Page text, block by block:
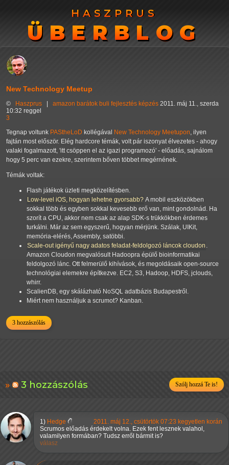
HASZPRUS
ÜBERBLOG
HASZPRUS
ÜBERBLOG
New Technology Meetup
© Haszprus amazon barátok buli fejlesztés képzés 2011. máj 11., szerda
10:32 reggel
3
Tegnap voltunk PAStheLoD kollégával New Technology Meetupon, ilyen
fajtán most először. Elég hardcore témák, volt pár iszonyat élvezetes - ahogy
valaki fogalmazott, 'itt csöppen el az igazi programozó' - előadás, sajnálom
hogy 5 perc van ezekre, szerintem bőven többet megérnének.
Témák voltak:
Flash játékok üzleti megközelítésben.
Low-level iOS, hogyan lehetne gyorsabb? A mobil eszközökben
sokkal több és egyben sokkal kevesebb erő van, mint gondolnád. Ha
szorít a CPU, akkor nem csak az alap SDK-s trükkökben érdemes
turkálni. Már az sem egyszerű, hogyan mérjünk. Szálak, UIKit,
memória-elérés, Assembly, satöbbi.
Scale-out igényű nagy adatos feladat-feldolgozó láncok cloudon .
Amazon Cloudon megvalósult Hadoopra épülő bioinformatikai
feldolgozó lánc. Ott felmerülő kihívások, és megoldásaik open-source
technológiai elemekre építkezve. EC2, S3, Hadoop, HDFS, jclouds,
whirr.
ScalienDB, egy skálázható NoSQL adatbázis Budapestről.
Miért nem használjuk a scrumot? Kanban.
3 hozzászólás
3 hozzászólás Szólj hozzá Te is!
1) Hedge
2011. máj 12., csütörtök 07:23 kegyetlen korán
Scrumos előadás érdekelt volna. Ezek fent lesznek valahol,
valamilyen formában? Tudsz erről bármit is?
válasz